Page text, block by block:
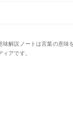
味解説ノートは言葉の意味
ィアです。